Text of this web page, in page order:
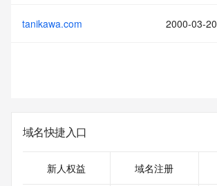
tanikawa.com 2000-03-20
域名快捷入口
新人权益 域名注册